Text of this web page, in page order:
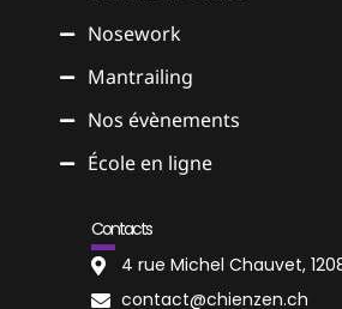
Nosework
Mantrailing
Nos évènements
École en ligne
Contacts
4 rue Michel Chauvet, 1208
contact@chienzen.ch